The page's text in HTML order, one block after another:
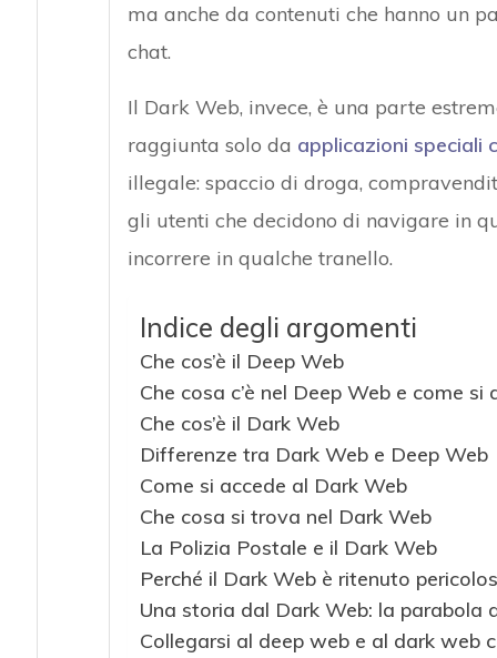
ma anche da contenuti che hanno un
chat.
Il Dark Web, invece, è una parte
raggiunta solo da applicazioni speciali
illegale: spaccio di droga,
gli utenti che decidono di navigare in
incorrere in qualche tranello.
Indice degli argomenti
Che cos’è il Deep Web
Che cosa c’è nel Deep Web e come si
Che cos’è il Dark Web
Differenze tra Dark Web e Deep Web
Come si accede al Dark Web
Che cosa si trova nel Dark Web
La Polizia Postale e il Dark Web
Perché il Dark Web è ritenuto
Una storia dal Dark Web: la parabola
Collegarsi al deep web e al dark web